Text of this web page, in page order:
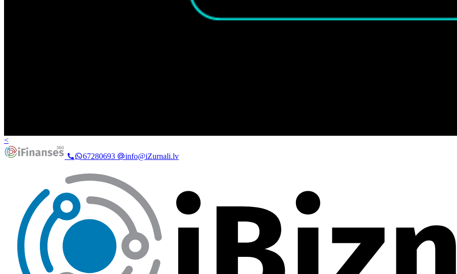
<
67280693
info@iZurnali.lv